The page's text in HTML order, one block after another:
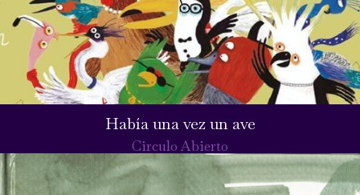
Había una vez un ave
Circulo Abierto